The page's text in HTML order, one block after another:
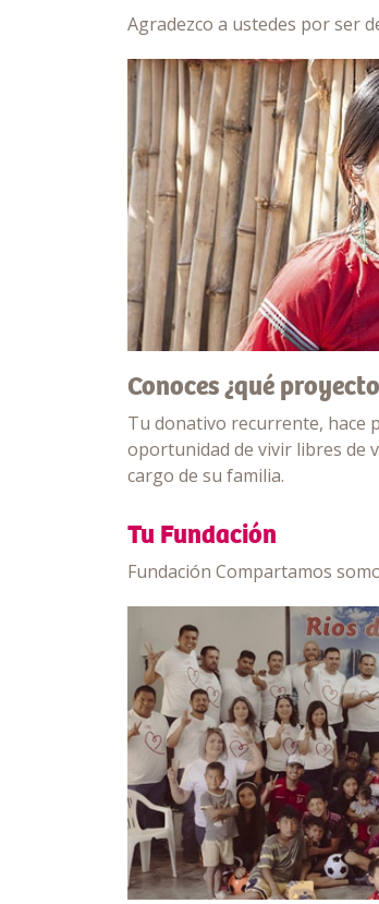
Agradezco a ustedes por ser
Conoces ¿qué
Tu donativo recurrente, hace
oportunidad de vivir libres de
cargo de su familia.
Tu Fundación
Fundación Compartamos